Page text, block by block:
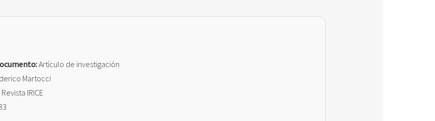
Artículo de investigación
Martocci
Revista IRICE